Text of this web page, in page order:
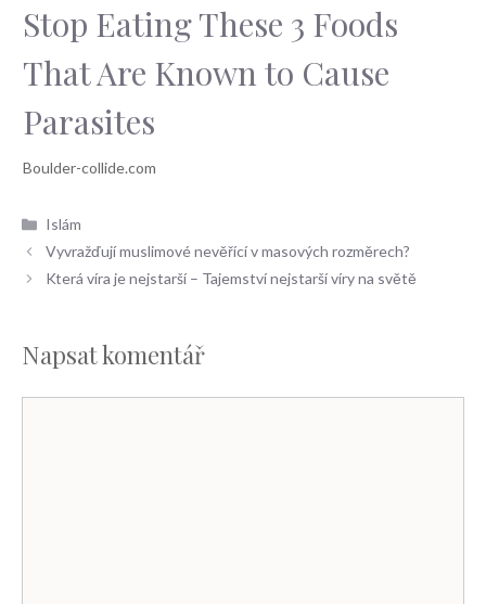
Stop Eating These 3 Foods
That Are Known to Cause
Parasites
Rubriky
Islám
Vyvražďují muslimové nevěřící v masových rozměrech?
Která víra je nejstarší – Tajemství nejstarší víry na světě
Napsat komentář